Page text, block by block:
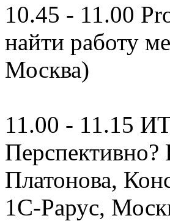
10.45 - 11.00
найти работу
Москва)
11.00 - 11.15
Платонова,
1С-Рарус,